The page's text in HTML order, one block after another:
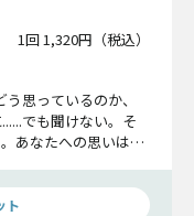
1回 1,320円（税込）
思っているのか、
でも聞けない。そ
あなたへの思いはも
ト